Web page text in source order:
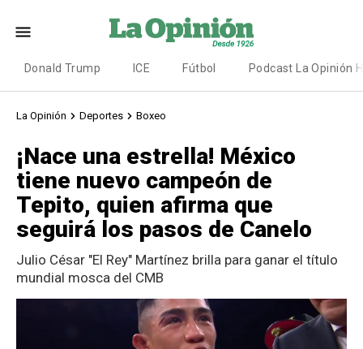
Donald Trump ICE Fútbol Podcast La Opinión
La Opinión Deportes Boxeo
¡Nace una estrella! México
tiene nuevo campeón de
Tepito, quien afirma que
seguirá los pasos de Canelo
Julio César "El Rey" Martínez brilla para ganar el título
mundial mosca del CMB